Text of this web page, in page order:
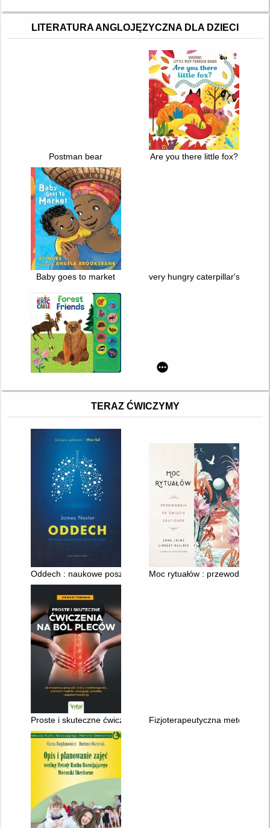
LITERATURA ANGLOJĘZYCZNA DLA DZIECI
Postman bear Are you there little fox?
Baby goes to market very hungry caterpillar's easter
TERAZ ĆWICZYMY
Oddech : naukowe poszukiwania utraconej sztuki
Moc rytuałów : przewodnik po
Proste i skuteczne ćwiczenia na ból pleców : 20-minutowy
Fizjoterapeutyczna metoda